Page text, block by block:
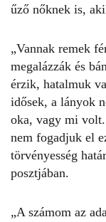
űző nőknek is,
„Vannak remek
megalázzák és
érzik, hatalmuk
idősek, a lányok
oka, vagy mi
nem fogadjuk el
törvényesség
posztjában.
„A számom az